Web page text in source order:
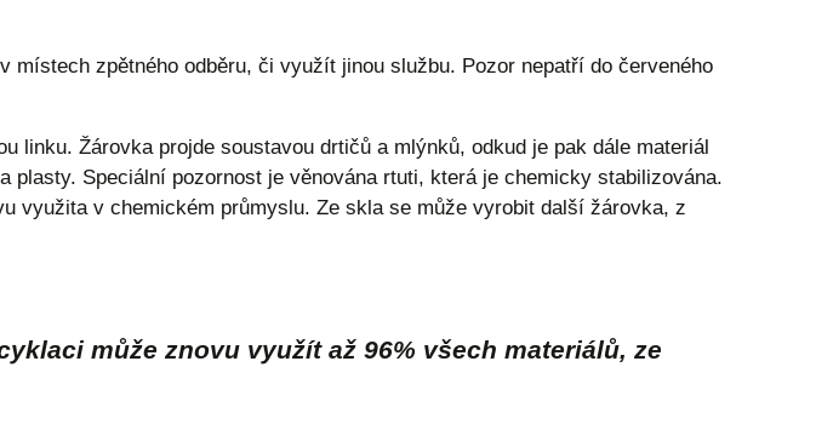
místech zpětného odběru, či využít jinou službu. Pozor nepatří do červeného
Žárovka projde soustavou drtičů a mlýnků, odkud je pak dále materiál
Speciální pozornost je věnována rtuti, která je chemicky stabilizována.
využita v chemickém průmyslu. Ze skla se může vyrobit další žárovka, z
může znovu využít až 96% všech materiálů, ze